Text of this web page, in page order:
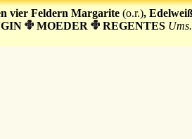
vier Feldern Margarite (o.r.),
MOEDER REGENTES